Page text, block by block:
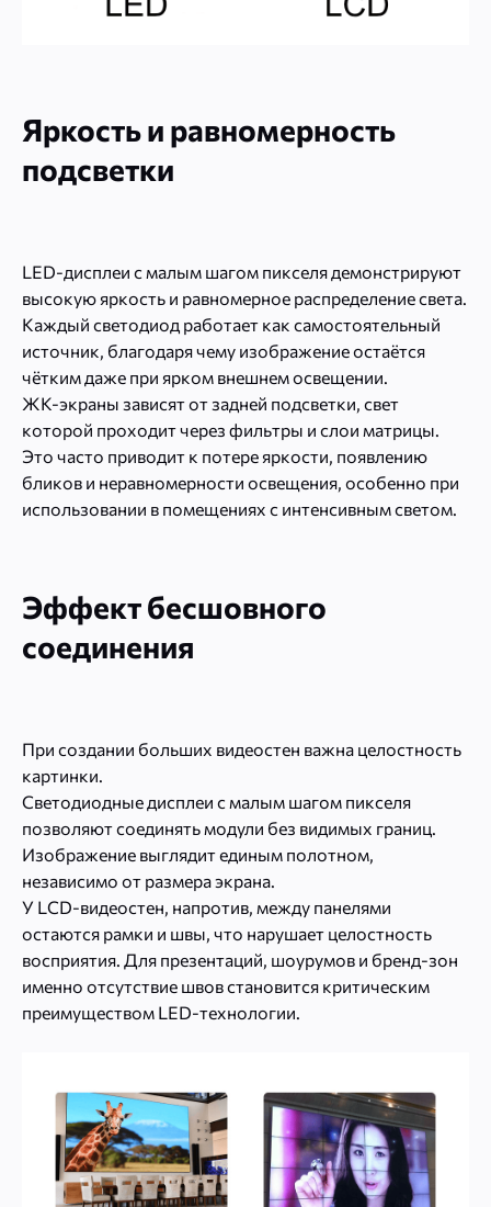
Яркость и равномерность
подсветки
LED-дисплеи с малым шагом пикселя демонстрируют
высокую яркость и равномерное распределение света.
Каждый светодиод работает как самостоятельный
источник, благодаря чему изображение остаётся
чётким даже при ярком внешнем освещении.
ЖК-экраны зависят от задней подсветки, свет
которой проходит через фильтры и слои матрицы.
Это часто приводит к потере яркости, появлению
бликов и неравномерности освещения, особенно при
использовании в помещениях с интенсивным светом.
Эффект бесшовного
соединения
При создании больших видеостен важна целостность
картинки.
Светодиодные дисплеи с малым шагом пикселя
позволяют соединять модули без видимых границ.
Изображение выглядит единым полотном,
независимо от размера экрана.
У LCD-видеостен, напротив, между панелями
остаются рамки и швы, что нарушает целостность
восприятия. Для презентаций, шоурумов и бренд-зон
именно отсутствие швов становится критическим
преимуществом LED-технологии.